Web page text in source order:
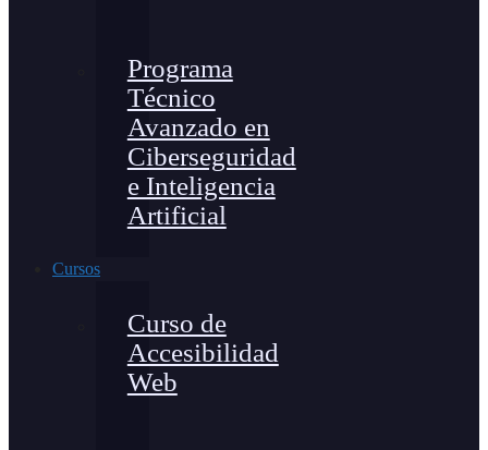
Programa
Técnico
Avanzado en
Ciberseguridad
e Inteligencia
Artificial
Cursos
Curso de
Accesibilidad
Web